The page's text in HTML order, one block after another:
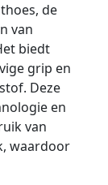
de
van
biedt
grip en
Deze
en
van
waardoor